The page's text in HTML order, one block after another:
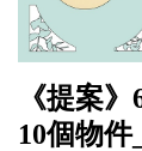
《提案
10個物件